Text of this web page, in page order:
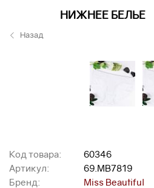
НИЖНЕЕ БЕЛЬЕ
Назад
Код товара:
60346
Артикул:
69.MB7819
Бренд:
Miss Beautiful